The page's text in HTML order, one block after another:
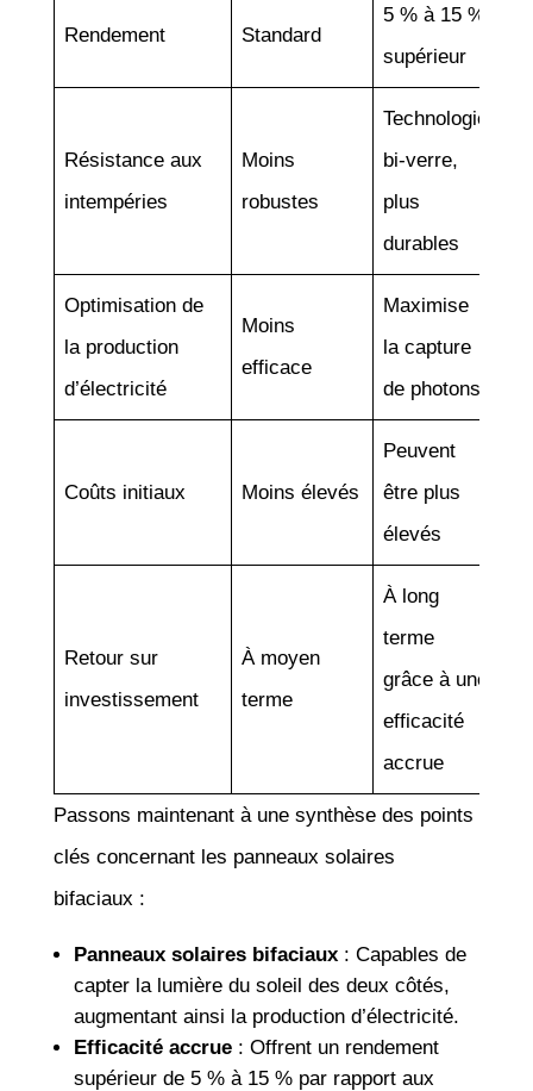
Rendement Standard
5 % à 15 %
supérieur
Résistance aux
intempéries
Moins
robustes
Technologie
bi-verre,
plus
durables
Optimisation de
la production
d’électricité
Moins
efficace
Maximise
la capture
de photons
Coûts initiaux Moins élevés
Peuvent
être plus
élevés
Retour sur
investissement
À moyen
terme
À long
terme
grâce à une
efficacité
accrue
Passons maintenant à une synthèse des points
clés concernant les panneaux solaires
bifaciaux :
Panneaux solaires bifaciaux: Capables de
capter la lumière du soleil des deux côtés,
augmentant ainsi la production d’électricité.
Efficacité accrue: Offrent un rendement
supérieur de 5 % à 15 % par rapport aux